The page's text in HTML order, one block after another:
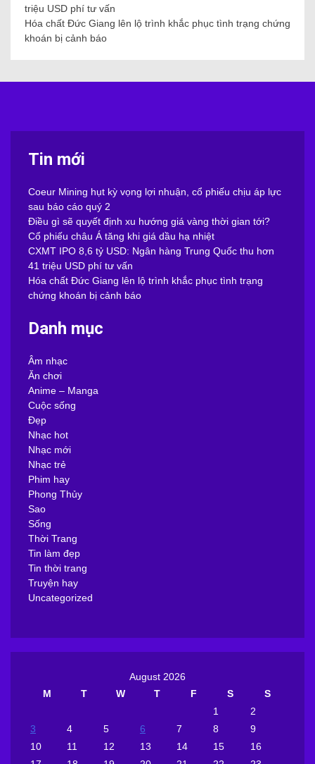
triệu USD phí tư vấn
Hóa chất Đức Giang lên lộ trình khắc phục tình trạng chứng
khoán bị cảnh báo
Tin mới
Coeur Mining hụt kỳ vọng lợi nhuận, cổ phiếu chịu áp lực
sau báo cáo quý 2
Điều gì sẽ quyết định xu hướng giá vàng thời gian tới?
Cổ phiếu châu Á tăng khi giá dầu hạ nhiệt
CXMT IPO 8,6 tỷ USD: Ngân hàng Trung Quốc thu hơn
41 triệu USD phí tư vấn
Hóa chất Đức Giang lên lộ trình khắc phục tình trạng
chứng khoán bị cảnh báo
Danh mục
Âm nhạc
Ăn chơi
Anime – Manga
Cuộc sống
Đẹp
Nhạc hot
Nhạc mới
Nhạc trẻ
Phim hay
Phong Thủy
Sao
Sống
Thời Trang
Tin làm đẹp
Tin thời trang
Truyện hay
Uncategorized
August 2026
M
T W T F S
S
1
2
3
4 5 6 7 8
9
10
11 12 13 14 15
16